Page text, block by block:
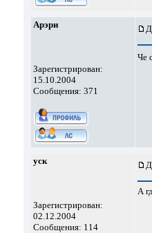
Арэри
Зарегистрирован:
15.10.2004
Сообщения: 371
Че
уск
Зарегистрирован:
02.12.2004
Сообщения: 114
А